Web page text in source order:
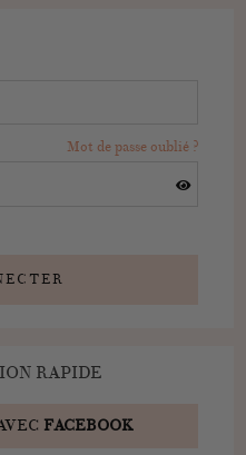
Mot de passe oublié ?
RAPIDE
FACEBOOK